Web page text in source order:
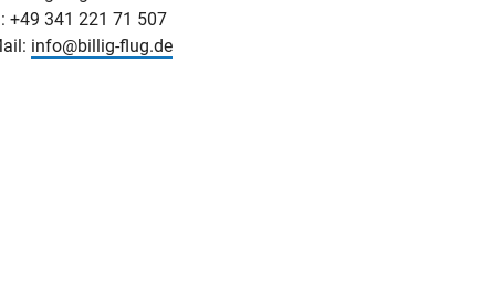
+49 341 221 71 507
info@billig-flug.de